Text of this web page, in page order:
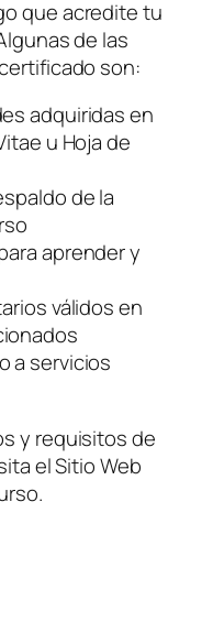
que acredite tu
de las
son:
adquiridas en
u Hoja de
de la
aprender y
válidos en
a servicios
y requisitos de
el Sitio Web